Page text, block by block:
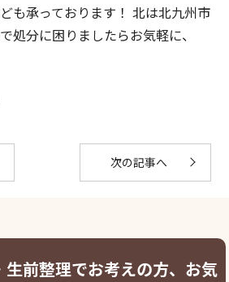
も承っております！ 北は北九州市
処分に困りましたらお気軽に、
次の記事へ
前整理でお考えの方、お気